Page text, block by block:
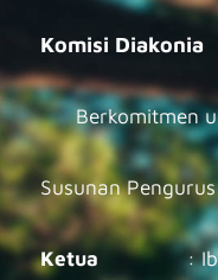
Komisi Diakonia
Berkomitmen
Susunan
Ketua: